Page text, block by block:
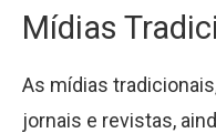
Mídias
As mídias
jornais e revistas,